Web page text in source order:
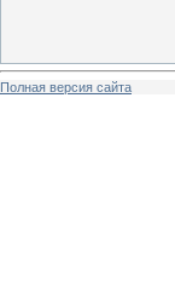
Полная версия сайта